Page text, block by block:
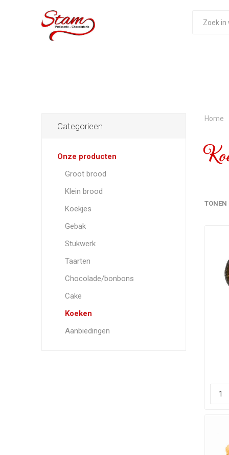
Home
TONEN
Categorieen
Onze producten
Groot brood
Klein brood
Koekjes
Gebak
Stukwerk
Taarten
Chocolade/bonbons
Cake
Koeken
Aanbiedingen